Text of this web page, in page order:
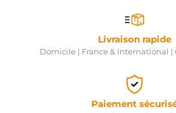
Livraison rapide
Domicile | France & International |
Paiement